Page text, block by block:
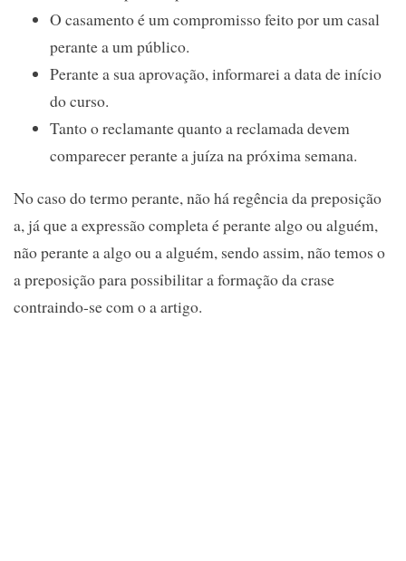
O casamento é um compromisso feito por um casal
perante a um público.
Perante a sua aprovação, informarei a data de início
do curso.
Tanto o reclamante quanto a reclamada devem
comparecer perante a juíza na próxima semana.
No caso do termo perante, não há regência da preposição
a, já que a expressão completa é perante algo ou alguém,
não perante a algo ou a alguém, sendo assim, não temos o
a preposição para possibilitar a formação da crase
contraindo-se com o a artigo.